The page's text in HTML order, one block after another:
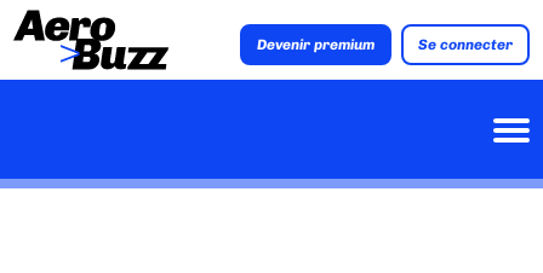
Devenir premium Se connecter